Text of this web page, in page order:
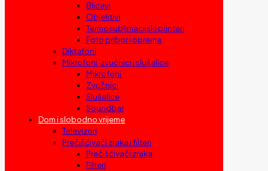
Blicevi
Objektivi
Termosublimacijski printeri
Foto pribor i oprema
Diktafoni
Mikrofoni, zvučnici i slušalice
Mikrofoni
Zvučnici
Slušalice
Soundbar
Dom i slobodno vrijeme
Televizori
Prečišćivači zraka i filteri
Prečišćivači zraka
Filteri